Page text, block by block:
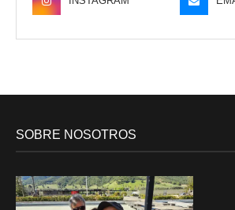
SOBRE NOSOTROS